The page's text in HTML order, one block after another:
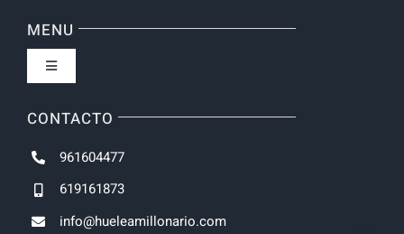
Política de privacidad
MENU
Toggle
Inicio
CONTACTO
961604477
619161873
info@hueleamillonario.com